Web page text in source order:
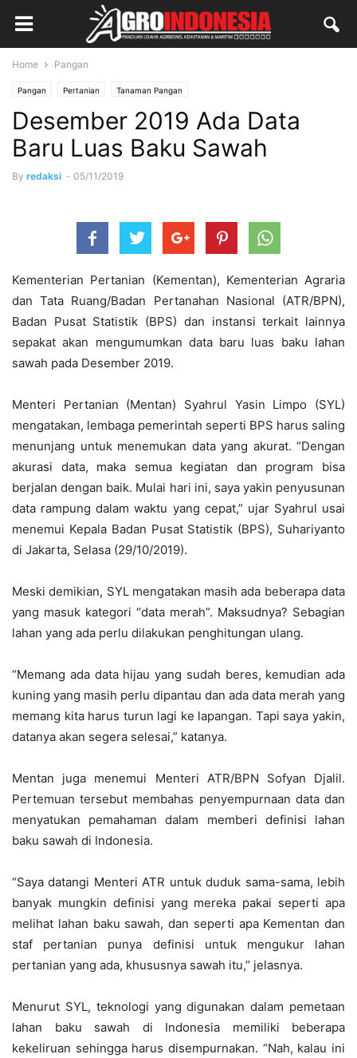
Home Pangan
Pangan Pertanian Tanaman Pangan
Desember 2019 Ada Data
Baru Luas Baku Sawah
By redaksi - 05/11/2019
Kementerian Pertanian (Kementan), Kementerian Agraria
dan Tata Ruang/Badan Pertanahan Nasional (ATR/BPN),
Badan Pusat Statistik (BPS) dan instansi terkait lainnya
sepakat akan mengumumkan data baru luas baku lahan
sawah pada Desember 2019.
Menteri Pertanian (Mentan) Syahrul Yasin Limpo (SYL)
mengatakan, lembaga pemerintah seperti BPS harus saling
menunjang untuk menemukan data yang akurat. “Dengan
akurasi data, maka semua kegiatan dan program bisa
berjalan dengan baik. Mulai hari ini, saya yakin penyusunan
data rampung dalam waktu yang cepat,” ujar Syahrul usai
menemui Kepala Badan Pusat Statistik (BPS), Suhariyanto
di Jakarta, Selasa (29/10/2019).
Meski demikian, SYL mengatakan masih ada beberapa data
yang masuk kategori “data merah”. Maksudnya? Sebagian
lahan yang ada perlu dilakukan penghitungan ulang.
“Memang ada data hijau yang sudah beres, kemudian ada
kuning yang masih perlu dipantau dan ada data merah yang
memang kita harus turun lagi ke lapangan. Tapi saya yakin,
datanya akan segera selesai,” katanya.
Mentan juga menemui Menteri ATR/BPN Sofyan Djalil.
Pertemuan tersebut membahas penyempurnaan data dan
menyatukan pemahaman dalam memberi definisi lahan
baku sawah di Indonesia.
“Saya datangi Menteri ATR untuk duduk sama-sama, lebih
banyak mungkin definisi yang mereka pakai seperti apa
melihat lahan baku sawah, dan seperti apa Kementan dan
staf pertanian punya definisi untuk mengukur lahan
pertanian yang ada, khususnya sawah itu,” jelasnya.
Menurut SYL, teknologi yang digunakan dalam pemetaan
lahan baku sawah di Indonesia memiliki beberapa
kekeliruan sehingga harus disempurnakan. “Nah, kalau ini